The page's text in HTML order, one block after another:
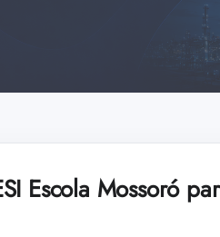
Escola Mossoró